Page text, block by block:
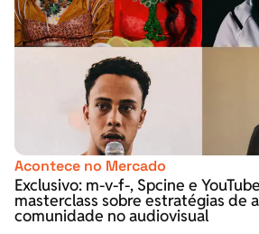
Acontece no Mercado
Exclusivo: m-v-f-, Spcine e
masterclass sobre estratégias de
comunidade no audiovisual